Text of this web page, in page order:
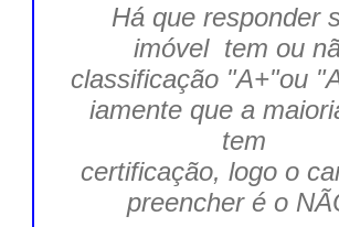
Há que responder
imóvel tem ou
classificação "A+"ou
iamente que a
tem
certificação, logo o
preencher é o